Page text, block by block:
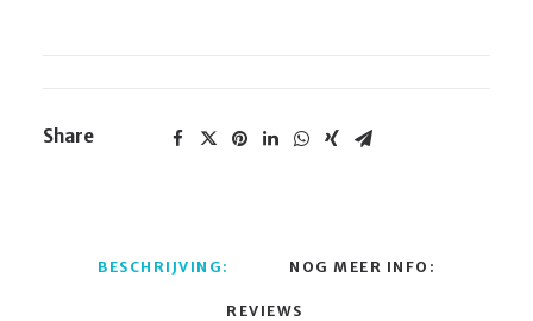
Share
BESCHRIJVING: NOG MEER INFO:
REVIEWS